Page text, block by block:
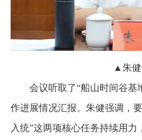
▲朱健
会议听取了“船山时间谷基
作进展情况汇报。朱健强调，
入统”这两项核心任务持续用